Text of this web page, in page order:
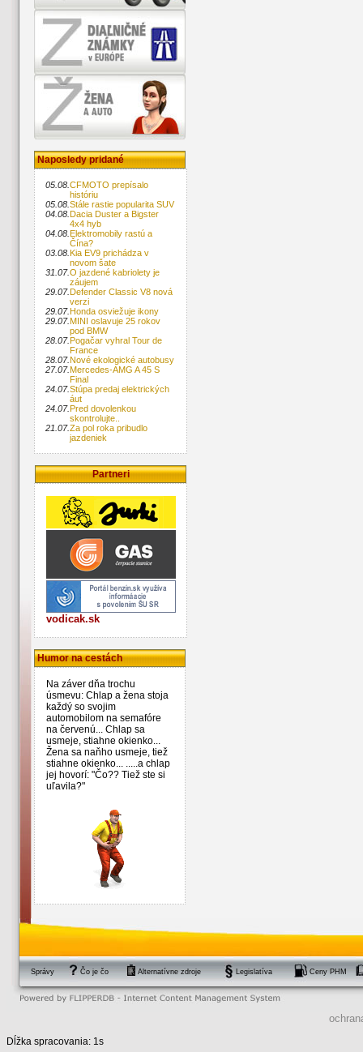
Naposledy pridané
05.08.CFMOTO prepísalo
históriu
05.08.Stále rastie popularita SUV
04.08.Dacia Duster a Bigster
4x4 hyb
04.08.Elektromobily rastú a
Čína?
03.08.Kia EV9 prichádza v
novom šate
31.07.O jazdené kabriolety je
záujem
29.07.Defender Classic V8 nová
verzi
29.07.Honda osviežuje ikony
29.07.MINI oslavuje 25 rokov
pod BMW
28.07.Pogačar vyhral Tour de
France
28.07.Nové ekologické autobusy
27.07.Mercedes-AMG A 45 S
Final
24.07.Stúpa predaj elektrických
áut
24.07.Pred dovolenkou
skontrolujte..
21.07.Za pol roka pribudlo
jazdeniek
Partneri
vodicak.sk
Humor na cestách
Na záver dňa trochu
úsmevu: Chlap a žena stoja
každý so svojim
automobilom na semafóre
na červenú... Chlap sa
usmeje, stiahne okienko...
Žena sa naňho usmeje, tiež
stiahne okienko... .....a chlap
jej hovorí: "Čo?? Tiež ste si
uľavila?"
Správy Čo je čo Alternatívne zdroje Legislatíva Ceny PHM
Dĺžka spracovania: 1s